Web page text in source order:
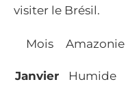
visiter le Brésil.
Mois Amazonie
Janvier ️ Humide